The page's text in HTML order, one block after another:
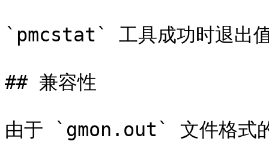
`pmcstat` 工具成功时退出
## 兼容性
由于 `gmon.out` 文件格式